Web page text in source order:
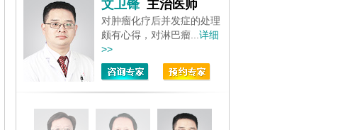
文卫锋 主治医师
对肿瘤化疗后并发症的处理
颇有心得，对淋巴瘤... 详细
>>